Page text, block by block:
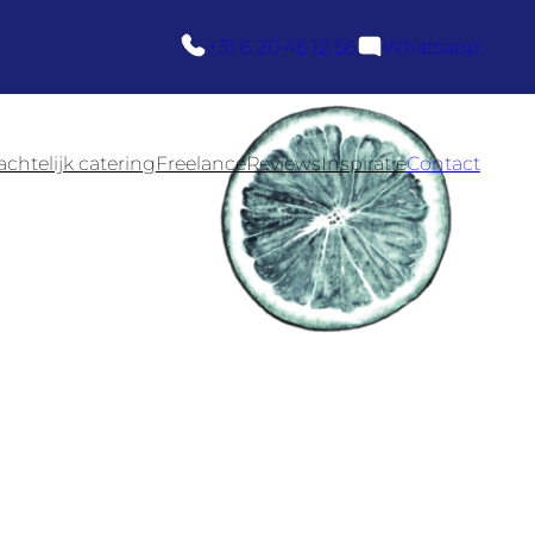
+31 6 20 45 12 56 Whatsapp
cateringFreelanceReviewsInspiratieContact